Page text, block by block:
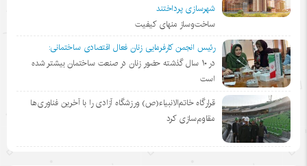
شهرسازی پرداختند
ساخت‌وساز منهای کیفیت
رئیس انجمن کارفرمایی زنان فعال اقتصادی ساختمانی:
در ١٠ سال گذشته حضور زنان در صنعت ساختمان بیشتر شده
است
قرارگاه خاتم‌الانبیاء(ص) ورزشگاه آزادی را با آخرین فناوری‌ها
مقاوم‌سازی کرد